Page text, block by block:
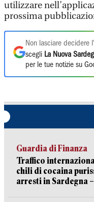
utilizzare
prossima
Non lasciare decidere
scegli La Nuova
per le tue notizie su
Guardia di Finanza
Traffico
chili di cocaina
arresti in Sardegna